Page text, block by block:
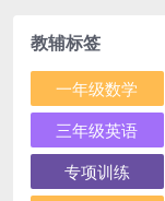
教辅标签
一年级数学
三年级英语
专项训练